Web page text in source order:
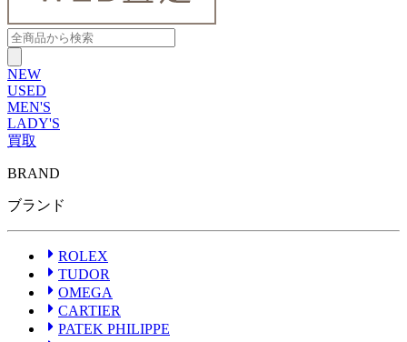
NEW
USED
MEN'S
LADY'S
買取
ブランドから探す
ROLEX
OMEGA
AUDEMARS PIGUET
A.LANGE&SOHNE
GLASHUTTE ORIGINAL
VACHERON CONSTANTIN
BREGUET
JAEGER-LECOULTRE
BRAND
ブランド
ROLEX
TUDOR
OMEGA
CARTIER
PATEK PHILIPPE